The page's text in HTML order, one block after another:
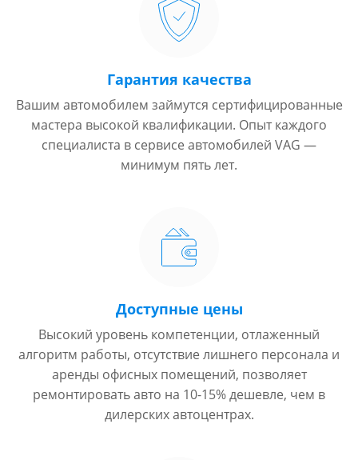
Гарантия качества
Вашим автомобилем займутся сертифицированные
мастера высокой квалификации. Опыт каждого
специалиста в сервисе автомобилей VAG —
минимум пять лет.
Доступные цены
Высокий уровень компетенции, отлаженный
алгоритм работы, отсутствие лишнего персонала и
аренды офисных помещений, позволяет
ремонтировать авто на 10-15% дешевле, чем в
дилерских автоцентрах.